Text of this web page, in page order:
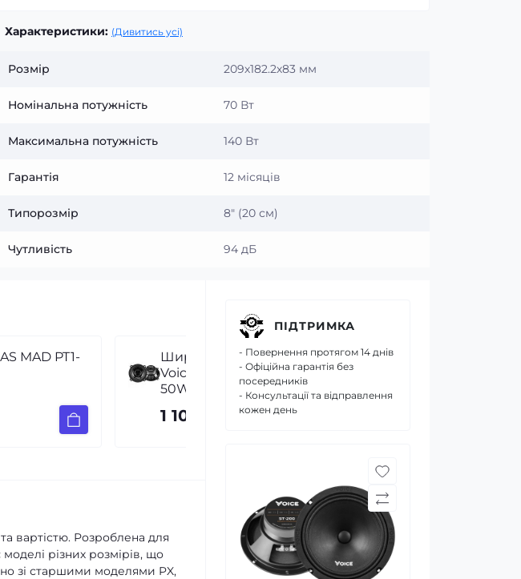
Характеристики: (Дивитись усі)
Розмір 209х182.2х83 мм
Номінальна потужність 70 Вт
Максимальна потужність 140 Вт
Гарантія 12 місяців
Типорозмір 8″ (20 см)
Чутливість 94 дБ
акустика
LX-130 5-5.5″ (13-14 см)
вартістю. Розроблена для
різних розмірів, що
зі старшими моделями PX,
ПІДТРИМКА
- Повернення протягом 14 днів
- Офіційна гарантія без
посередників
- Консультації та відправлення
кожен день